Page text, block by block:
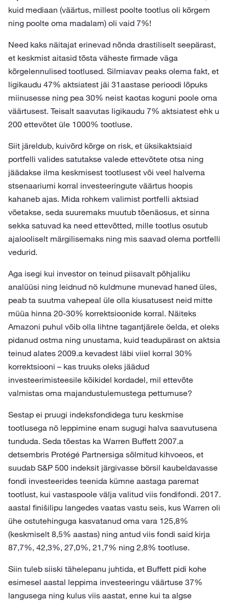
kuid mediaan (väärtus, millest poolte tootlus oli kõrgem
ning poolte oma madalam) oli vaid 7%!
Need kaks näitajat erinevad nõnda drastiliselt seepärast,
et keskmist aitasid tõsta väheste firmade väga
kõrgelennulised tootlused. Silmiavav peaks olema fakt, et
ligikaudu 47% aktsiatest jäi 31aastase perioodi lõpuks
miinusesse ning pea 30% neist kaotas koguni poole oma
väärtusest. Teisalt saavutas ligikaudu 7% aktsiatest ehk u
200 ettevõtet üle 1000% tootluse.
Siit järeldub, kuivõrd kõrge on risk, et üksikaktsiaid
portfelli valides satutakse valede ettevõtete otsa ning
jäädakse ilma keskmisest tootlusest või veel halvema
stsenaariumi korral investeeringute väärtus hoopis
kahaneb ajas. Mida rohkem valimist portfelli aktsiad
võetakse, seda suuremaks muutub tõenäosus, et sinna
sekka satuvad ka need ettevõtted, mille tootlus osutub
ajalooliselt märgilisemaks ning mis saavad olema portfelli
vedurid.
Aga isegi kui investor on teinud piisavalt põhjaliku
analüüsi ning leidnud nö kuldmune munevad haned üles,
peab ta suutma vahepeal üle olla kiusatusest neid mitte
müüa hinna 20-30% korrektsioonide korral. Näiteks
Amazoni puhul võib olla lihtne tagantjärele öelda, et oleks
pidanud ostma ning unustama, kuid teadupärast on aktsia
teinud alates 2009.a kevadest läbi viiel korral 30%
korrektsiooni – kas truuks oleks jäädud
investeerimisteesile kõikidel kordadel, mil ettevõte
valmistas oma majandustulemustega pettumuse?
Sestap ei pruugi indeksfondidega turu keskmise
tootlusega nö leppimine enam sugugi halva saavutusena
tunduda. Seda tõestas ka Warren Buffett 2007.a
detsembris Protégé Partnersiga sõlmitud kihvoeos, et
suudab S&P 500 indeksit järgivasse börsil kaubeldavasse
fondi investeerides teenida kümne aastaga paremat
tootlust, kui vastaspoole välja valitud viis fondifondi. 2017.
aastal finišilipu langedes vaatas vastu seis, kus Warren oli
ühe ostutehinguga kasvatanud oma vara 125,8%
(keskmiselt 8,5% aastas) ning antud viis fondi said kirja
87,7%, 42,3%, 27,0%, 21,7% ning 2,8% tootluse.
Siin tuleb siiski tähelepanu juhtida, et Buffett pidi kohe
esimesel aastal leppima investeeringu väärtuse 37%
langusega ning kulus viis aastat, enne kui ta algse